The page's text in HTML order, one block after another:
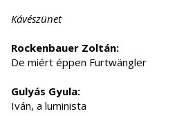
Kávészünet
Rockenbauer Zoltán:
De miért éppen Furtwängler
Gulyás Gyula:
Iván, a luminista